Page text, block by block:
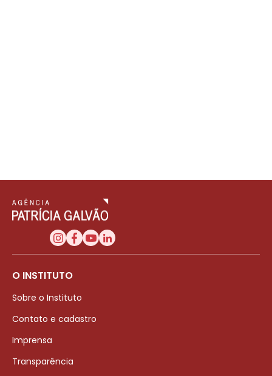
O INSTITUTO
Sobre o Instituto
Contato e cadastro
Imprensa
Transparência